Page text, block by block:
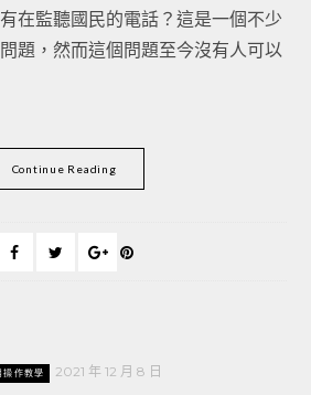
在監聽國民的電話？這是一個不少
題，然而這個問題至今沒有人可以
Continue Reading
操作教學 2021 年 12 月 8 日